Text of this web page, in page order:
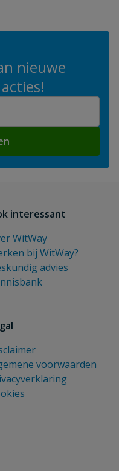
nieuwe
interessant
WitWay
bij WitWay?
advies
voorwaarden